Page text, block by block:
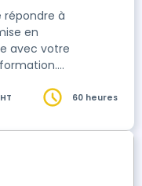
sitesà
en
avec votre
de
gérer des
60 heures